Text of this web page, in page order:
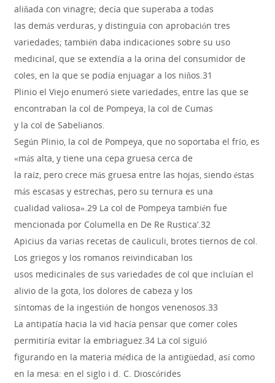
aliñada con vinagre; decía que superaba a todas
las demás verduras, y distinguía con aprobación tres
variedades; también daba indicaciones sobre su uso
medicinal, que se extendía a la orina del consumidor de
coles, en la que se podía enjuagar a los niños.31
Plinio el Viejo enumeró siete variedades, entre las que se
encontraban la col de Pompeya, la col de Cumas
y la col de Sabelianos.
Según Plinio, la col de Pompeya, que no soportaba el frío, es
«más alta, y tiene una cepa gruesa cerca de
la raíz, pero crece más gruesa entre las hojas, siendo éstas
más escasas y estrechas, pero su ternura es una
cualidad valiosa».29 La col de Pompeya también fue
mencionada por Columella en De Re Rustica’.32
Apicius da varias recetas de cauliculi, brotes tiernos de col.
Los griegos y los romanos reivindicaban los
usos medicinales de sus variedades de col que incluían el
alivio de la gota, los dolores de cabeza y los
síntomas de la ingestión de hongos venenosos.33
La antipatía hacia la vid hacía pensar que comer coles
permitiría evitar la embriaguez.34 La col siguió
figurando en la materia médica de la antigüedad, así como
en la mesa: en el siglo i d. C. Dioscórides